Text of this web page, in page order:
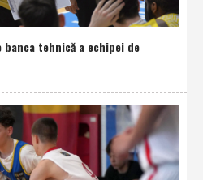
tehnică a echipei de